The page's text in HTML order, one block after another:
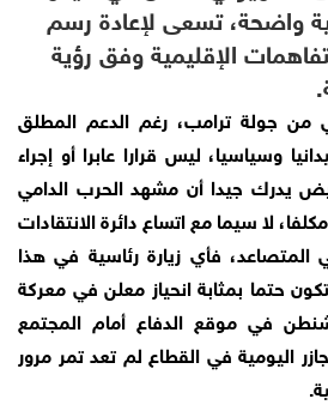
واضحة، تسعى لإعادة رسم
الإقليمية وفق رؤية
من جولة ترامب، رغم الدعم المطلق
وسياسيا، ليس قرارا عابرا أو إجراء
يدرك جيدا أن مشهد الحرب الدامي
لا سيما مع اتساع دائرة الانتقادات
المتصاعد، فأي زيارة رئاسية في هذا
حتما بمثابة انحياز معلن في معركة
في موقع الدفاع أمام المجتمع
اليومية في القطاع لم تعد تمر مرور